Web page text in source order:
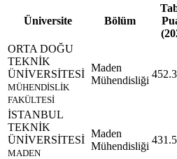
Üniversite Bölüm
ORTA DOĞU
TEKNİK
ÜNİVERSİTESİ
MÜHENDİSLİK
FAKÜLTESİ
Maden
Mühendisliği
İSTANBUL
TEKNİK
ÜNİVERSİTESİ
MADEN
Maden
Mühendisliği